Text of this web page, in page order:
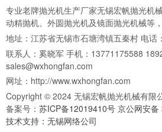
专业老牌抛光机生产厂家无锡宏帆抛光机
动精抛机、外圆抛光机及镜面抛光机械等
地址：江苏省无锡市石塘湾镇五秦村 电话
联系人：奚晓军 手机：13771175588
sales@wxhongfan.com
网址：http://www.wxhongfan.com
Copyright © 2024 无锡宏帆抛光机械有限
备案号： 苏ICP备12019410号 京公网安
技术支持：无锡网络公司